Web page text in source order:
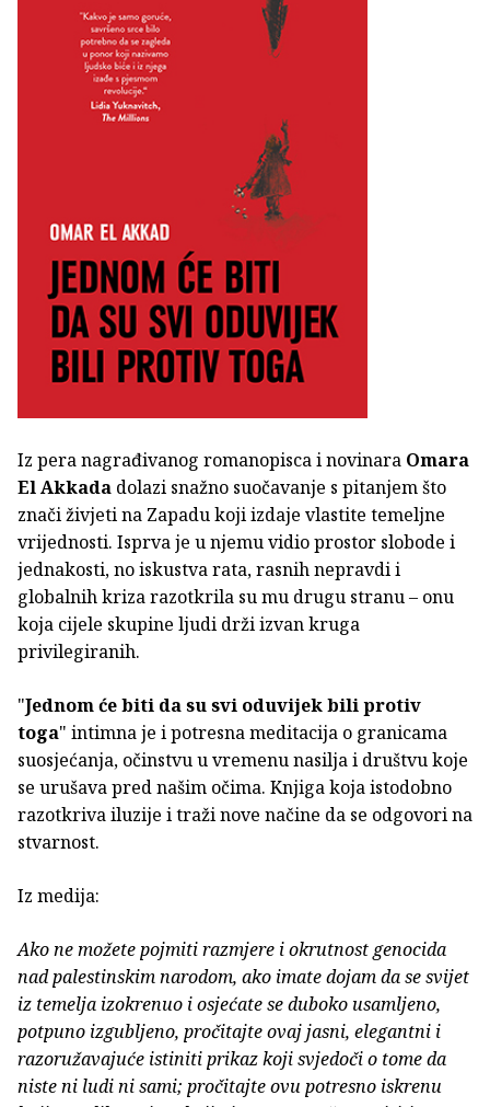
Iz pera nagrađivanog romanopisca i novinara Omara
El Akkada dolazi snažno suočavanje s pitanjem što
znači živjeti na Zapadu koji izdaje vlastite temeljne
vrijednosti. Isprva je u njemu vidio prostor slobode i
jednakosti, no iskustva rata, rasnih nepravdi i
globalnih kriza razotkrila su mu drugu stranu – onu
koja cijele skupine ljudi drži izvan kruga
privilegiranih.
"Jednom će biti da su svi oduvijek bili protiv
toga" intimna je i potresna meditacija o granicama
suosjećanja, očinstvu u vremenu nasilja i društvu koje
se urušava pred našim očima. Knjiga koja istodobno
razotkriva iluzije i traži nove načine da se odgovori na
stvarnost.
Iz medija:
Ako ne možete pojmiti razmjere i okrutnost genocida
nad palestinskim narodom, ako imate dojam da se svijet
iz temelja izokrenuo i osjećate se duboko usamljeno,
potpuno izgubljeno, pročitajte ovaj jasni, elegantni i
razoružavajuće istiniti prikaz koji svjedoči o tome da
niste ni ludi ni sami; pročitajte ovu potresno iskrenu